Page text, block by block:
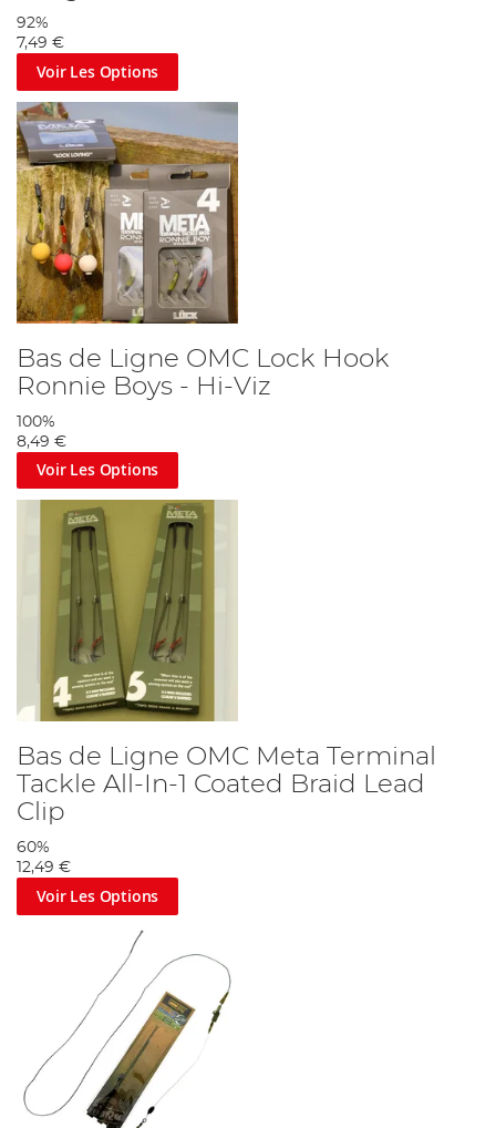
92%
7,49 €
Voir Les Options
Bas de Ligne OMC Lock Hook
Ronnie Boys - Hi-Viz
100%
8,49 €
Voir Les Options
Bas de Ligne OMC Meta Terminal
Tackle All-In-1 Coated Braid Lead
Clip
60%
12,49 €
Voir Les Options